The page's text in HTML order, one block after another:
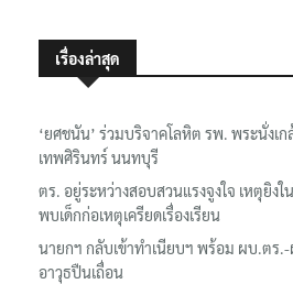
เรื่องล่าสุด
‘ยศชนัน’ ร่วมบริจาคโลหิต รพ. พระนั่งเก
เทพศิรินทร์ นนทบุรี
ตร. อยู่ระหว่างสอบสวนแรงจูงใจ เหตุยิง
พบเด็กก่อเหตุเครียดเรื่องเรียน
นายกฯ กลับเข้าทำเนียบฯ พร้อม ผบ.ตร
อาวุธปืนเถื่อน